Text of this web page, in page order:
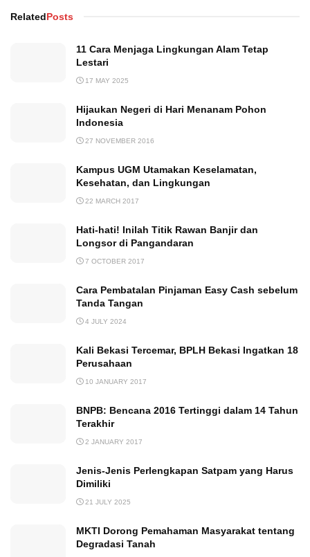
RelatedPosts
11 Cara Menjaga Lingkungan Alam Tetap
Lestari
17 MAY 2025
Hijaukan Negeri di Hari Menanam Pohon
Indonesia
27 NOVEMBER 2016
Kampus UGM Utamakan Keselamatan,
Kesehatan, dan Lingkungan
22 MARCH 2017
Hati-hati! Inilah Titik Rawan Banjir dan
Longsor di Pangandaran
7 OCTOBER 2017
Cara Pembatalan Pinjaman Easy Cash sebelum
Tanda Tangan
4 JULY 2024
Kali Bekasi Tercemar, BPLH Bekasi Ingatkan 18
Perusahaan
10 JANUARY 2017
BNPB: Bencana 2016 Tertinggi dalam 14 Tahun
Terakhir
2 JANUARY 2017
Jenis-Jenis Perlengkapan Satpam yang Harus
Dimiliki
21 JULY 2025
MKTI Dorong Pemahaman Masyarakat tentang
Degradasi Tanah